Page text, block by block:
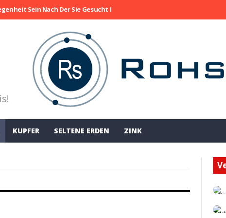
Sein Nach Der Sie Gesucht Haben
KUPFER SELTENE ERDEN ZINK